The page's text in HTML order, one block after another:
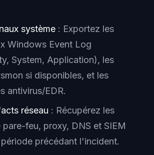
système : Exportez les
Windows Event Log
System, Application), les
si disponibles, et les
antivirus/EDR.
réseau : Récupérez les
pare-feu, proxy, DNS et SIEM
précédant l'incident.